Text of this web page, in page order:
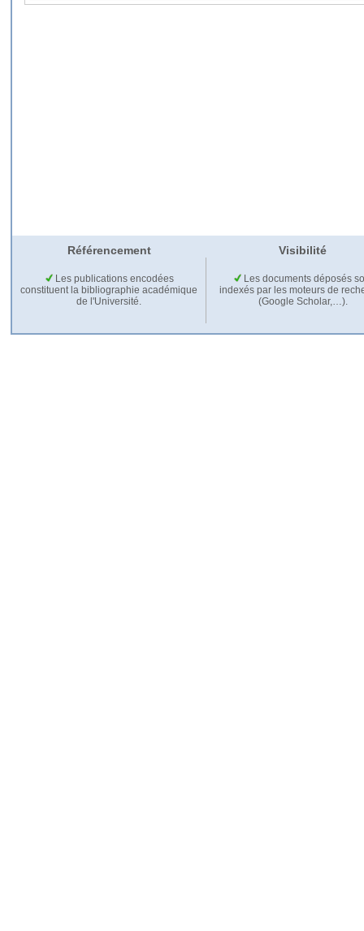
Référencement Visibilité
Les publications encodées
constituent la bibliographie académique
de l'Université.
Les documents déposés
indexés par les moteurs de
(Google Scholar,…).